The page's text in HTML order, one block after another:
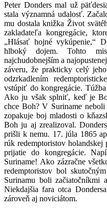
Peter Donders mal už
stala významná udalosť.
mu dostala knižka Život
zakladateľa kongregácie,
„Hlásať hojné vykúpenie,“
hlboký dojem. Tohto
najchudobnejším a
záveru, že prakticky celý
odzrkadlením
vstúpiť do kongregácie.
Ako ju však splniť, keď je
chce Boh? V Suriname
zopakuje boj mladosti o
Boh ju aj zrealizoval.
prišli k nemu. 17. júla 1865
rúk redemptoristov
prijatie do kongregácie.
Suriname! Ako zázračne
redemptoristov bol
Surinamu boli začiatočníkmi
Niekdajšia fara otca
zároveň aj noviciátom.